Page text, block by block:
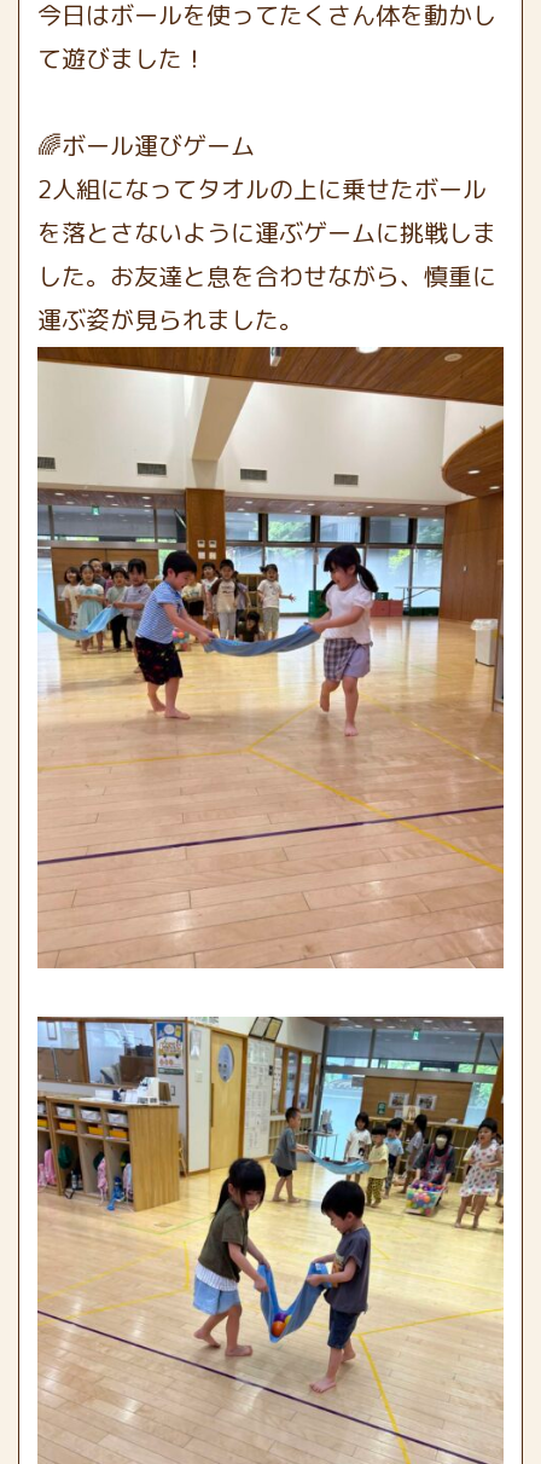
今日はボールを使ってたくさん体を動かし
て遊びました！
🌈ボール運びゲーム
2人組になってタオルの上に乗せたボール
を落とさないように運ぶゲームに挑戦しま
した。お友達と息を合わせながら、慎重に
運ぶ姿が見られました。